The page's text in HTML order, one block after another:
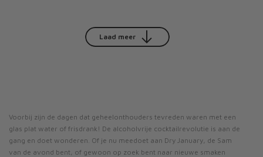
Laad meer
Voorbij zijn de dagen dat geheelonthouders tevreden waren met een
glas plat water of frisdrank! De alcoholvrije cocktailrevolutie is aan de
gang en doet wonderen. Of je nu meedoet aan Dry January, de Sam
van de avond bent, of gewoon op zoek bent naar nieuwe smaken